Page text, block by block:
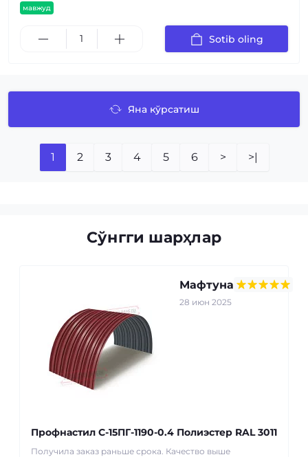
мавжуд
Sotib oling
Яна кўрсатиш
1 2 3 4 5 6 > >|
Сўнгги шарҳлар
Мафтуна
28 июн 2025
Профнастил С-15ПГ-1190-0.4 Полиэстер RAL 3011
Получила заказ раньше срока. Качество выше